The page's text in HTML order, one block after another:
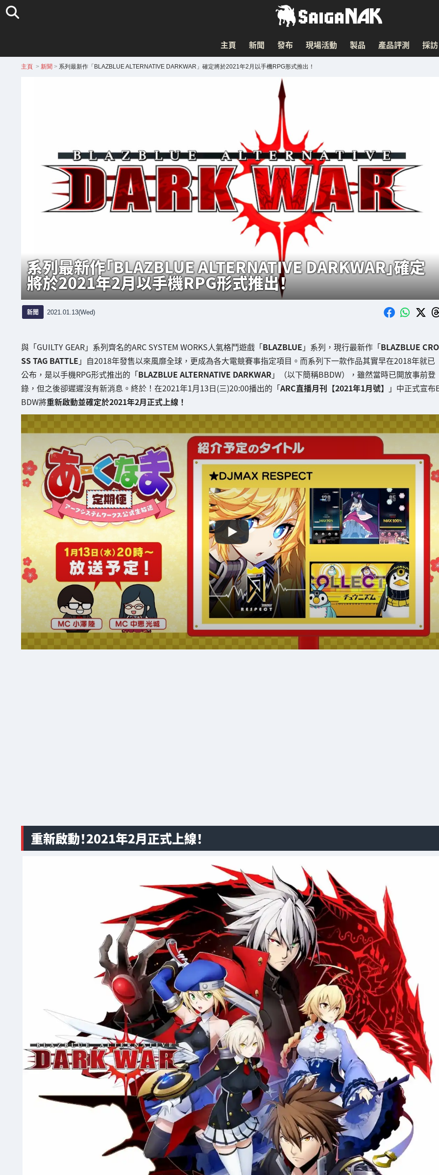
主頁 新聞 發布 現場活動 製品 產品評測 採訪
主頁 > 新聞 > 系列最新作「BLAZBLUE ALTERNATIVE DARKWAR」確定將於2021年2月以手機RPG形式推出！
系列最新作「BLAZBLUE ALTERNATIVE DARKWAR」確定
將於2021年2月以手機RPG形式推出！
新聞 2021.01.13(Wed)
與「GUILTY GEAR」系列齊名的ARC SYSTEM WORKS人氣格鬥遊戲「BLAZBLUE 」系列，現行最新作「BLAZBLUE CRO
SS TAG BATTLE 」自2018年發售以來風靡全球，更成為各大電競賽事指定項目。而系列下一款作品其實早在2018年就已
公布，是以手機RPG形式推出的「BLAZBLUE ALTERNATIVE DARKWAR 」（以下簡稱BBDW），雖然當時已開放事前登
錄，但之後卻遲遲沒有新消息。終於！在2021年1月13日(三)20:00播出的「ARC直播月刊【2021年1月號】 」中正式宣布
BDW將重新啟動並確定於2021年2月正式上線！
重新啟動！2021年2月正式上線！